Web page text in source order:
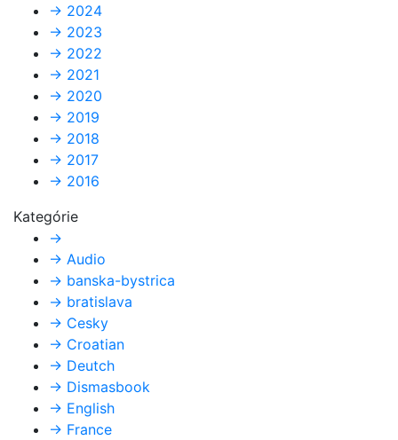
→ 2024
→ 2023
→ 2022
→ 2021
→ 2020
→ 2019
→ 2018
→ 2017
→ 2016
Kategórie
→
→ Audio
→ banska-bystrica
→ bratislava
→ Cesky
→ Croatian
→ Deutch
→ Dismasbook
→ English
→ France